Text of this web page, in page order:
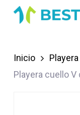
Skip
content
Inicio
Playera cuello